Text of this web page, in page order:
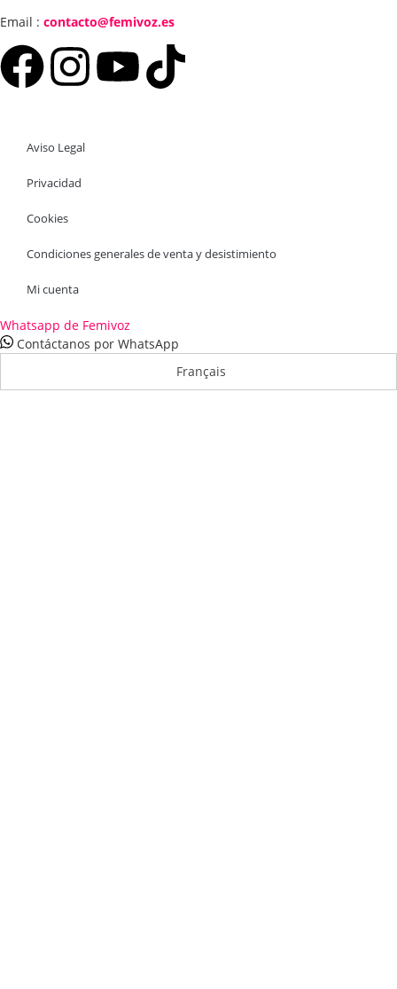
Email : contacto@femivoz.es
Aviso Legal
Privacidad
Cookies
Condiciones generales de venta y desistimiento
Mi cuenta
Whatsapp de Femivoz
Contáctanos por WhatsApp
Français